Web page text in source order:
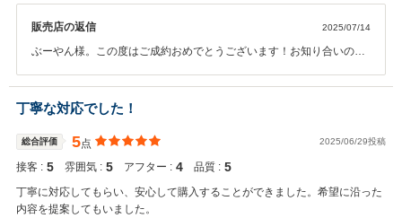
販売店の返信 2025/07/14
ぶーやん様。この度はご成約おめでとうございます！お知り合いの方
ありがとうございます。まずはご納車までしっかりご準備をさせて頂
きます。その後のアフターに関しましても本社工場にで車検・点検・
オイル交換などさせて頂いてますので長いお付き合いをぜひよろしく
お願いいたします。
丁寧な対応でした！
総合評価 5点 2025/06/29投稿
接客 : 5 雰囲気 : 5 アフター : 4 品質 : 5
丁寧に対応してもらい、安心して購入することができました。希望に沿った
内容を提案してもいました。